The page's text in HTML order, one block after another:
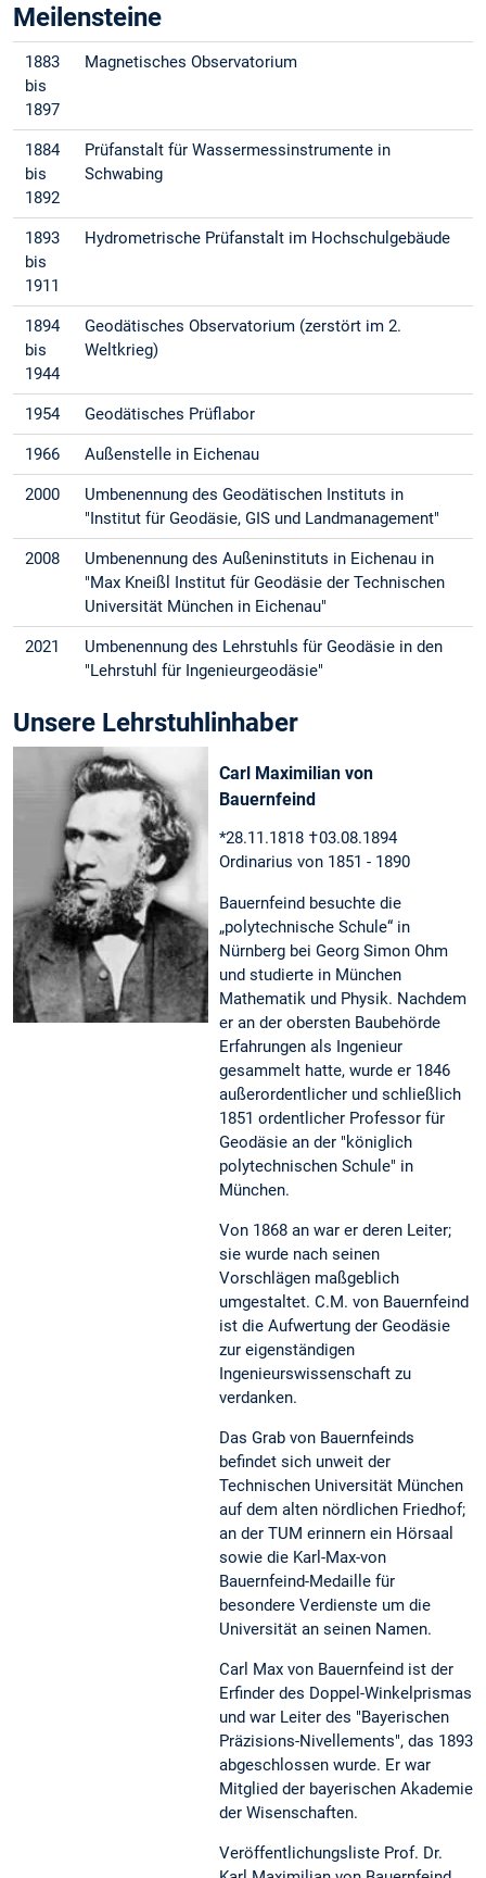
Meilensteine
1883
bis
1897
Magnetisches Observatorium
1884
bis
1892
Prüfanstalt für Wassermessinstrumente in
Schwabing
1893
bis
1911
Hydrometrische Prüfanstalt im Hochschulgebäude
1894
bis
1944
Geodätisches Observatorium (zerstört im 2.
Weltkrieg)
1954 Geodätisches Prüflabor
1966 Außenstelle in Eichenau
2000
Umbenennung des Geodätischen Instituts in
"Institut für Geodäsie, GIS und Landmanagement"
2008
Umbenennung des Außeninstituts in Eichenau in
"Max Kneißl Institut für Geodäsie der Technischen
Universität München in Eichenau"
2021
Umbenennung des Lehrstuhls für Geodäsie in den
"Lehrstuhl für Ingenieurgeodäsie"
Unsere Lehrstuhlinhaber
Carl Maximilian von
Bauernfeind
*28.11.1818 †03.08.1894
Ordinarius von 1851 - 1890
Bauernfeind besuchte die
„polytechnische Schule“ in
Nürnberg bei Georg Simon Ohm
und studierte in München
Mathematik und Physik. Nachdem
er an der obersten Baubehörde
Erfahrungen als Ingenieur
gesammelt hatte, wurde er 1846
außerordentlicher und schließlich
1851 ordentlicher Professor für
Geodäsie an der "königlich
polytechnischen Schule" in
München.
Von 1868 an war er deren Leiter;
sie wurde nach seinen
Vorschlägen maßgeblich
umgestaltet. C.M. von Bauernfeind
ist die Aufwertung der Geodäsie
zur eigenständigen
Ingenieurswissenschaft zu
verdanken.
Das Grab von Bauernfeinds
befindet sich unweit der
Technischen Universität München
auf dem alten nördlichen Friedhof;
an der TUM erinnern ein Hörsaal
sowie die Karl-Max-von
Bauernfeind-Medaille für
besondere Verdienste um die
Universität an seinen Namen.
Carl Max von Bauernfeind ist der
Erfinder des Doppel-Winkelprismas
und war Leiter des "Bayerischen
Präzisions-Nivellements", das 1893
abgeschlossen wurde. Er war
Mitglied der bayerischen Akademie
der Wisenschaften.
Veröffentlichungsliste Prof. Dr.